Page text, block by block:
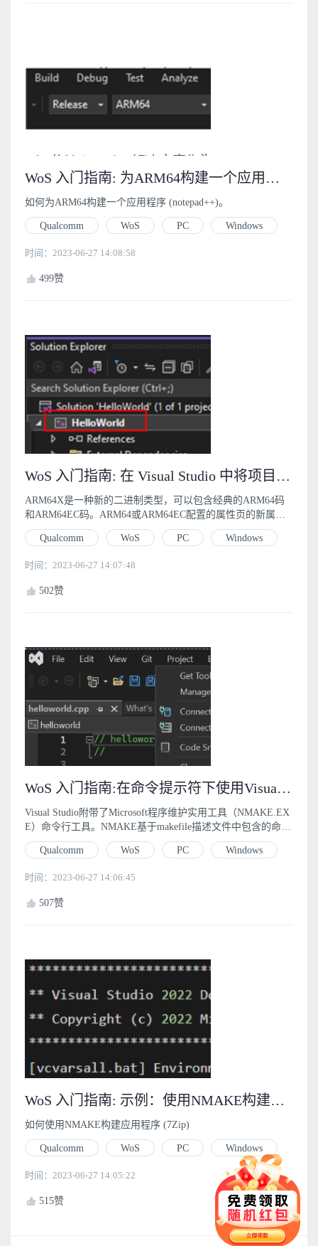
WoS 入门指南: 为ARM64构建一个应用程序 (notepad++) (4.1)
如何为ARM64构建一个应用程序 (notepad++)。
Qualcomm WoS PC Windows
时间：2023-06-27 14:08:58
499赞
WoS 入门指南: 在 Visual Studio 中将项目构建为 ARM64X (4.2)
ARM64X是一种新的二进制类型，可以包含经典的ARM64码
和ARM64EC码。ARM64或ARM64EC配置的属性页的新属性
“构建为ARM64X”，在项目文件中称为BuildAsX。
Qualcomm
WoS PC Windows
时间：2023-06-27 14:07:48
502赞
WoS 入门指南:在命令提示符下使用Visual Studio批处理文件和NMAKE构建应用程序 (4.3)
Visual Studio附带了Microsoft程序维护实用工具（NMAKE.EX
E）命令行工具。NMAKE基于makefile描述文件中包含的命令
构建项目。
Qualcomm
WoS PC Windows
时间：2023-06-27 14:06:45
507赞
WoS 入门指南: 示例：使用NMAKE构建应用程序 (7Zip) (4.3.1)
如何使用NMAKE构建应用程序 (7Zip)
Qualcomm WoS PC Windows
时间：2023-06-27 14:05:22
515赞